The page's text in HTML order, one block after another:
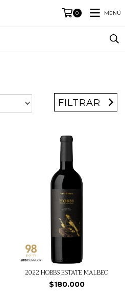
0 MENÚ
FILTRAR
2022 HOBBS ESTATE MALBEC
$180.000